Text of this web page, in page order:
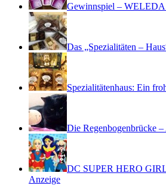
Gewinnspiel –
Das „Spezialitäten –
Spezialitätenhaus: Ein
Die Regenbogenbrücke
DC SUPER HERO
Anzeige